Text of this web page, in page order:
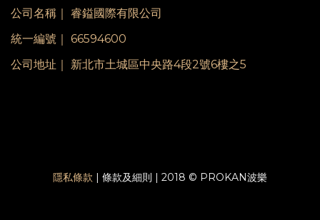
公司名稱｜ 睿鎰國際有限公司
統一編號｜ 66594600
公司地址｜ 新北市土城區中央路4段2號6樓之5
隱私條款 | 條款及細則 | 2018 © PROKAN波樂